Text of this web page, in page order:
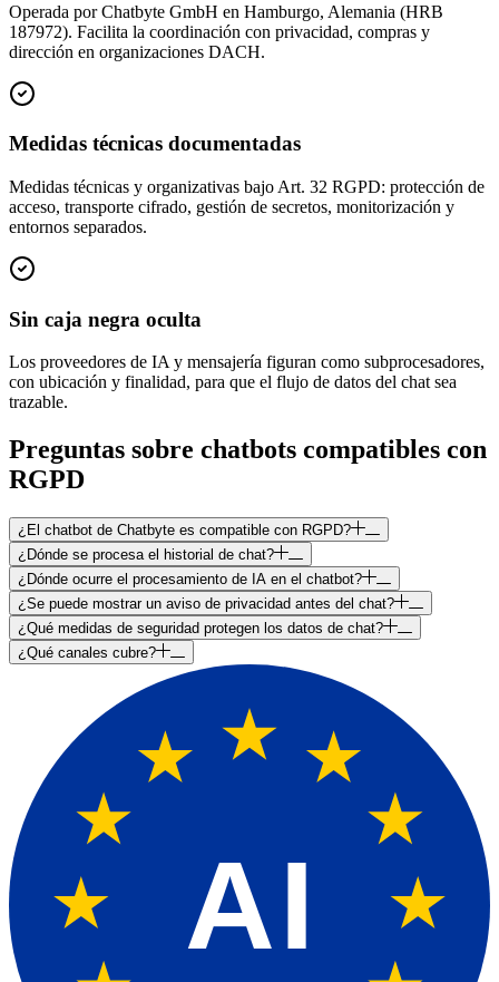
Operada por Chatbyte GmbH en Hamburgo, Alemania (HRB
187972). Facilita la coordinación con privacidad, compras y
dirección en organizaciones DACH.
Medidas técnicas documentadas
Medidas técnicas y organizativas bajo Art. 32 RGPD: protección de
acceso, transporte cifrado, gestión de secretos, monitorización y
entornos separados.
Sin caja negra oculta
Los proveedores de IA y mensajería figuran como subprocesadores,
con ubicación y finalidad, para que el flujo de datos del chat sea
trazable.
Preguntas sobre chatbots compatibles con
RGPD
¿El chatbot de Chatbyte es compatible con RGPD?
¿Dónde se procesa el historial de chat?
¿Dónde ocurre el procesamiento de IA en el chatbot?
¿Se puede mostrar un aviso de privacidad antes del chat?
¿Qué medidas de seguridad protegen los datos de chat?
¿Qué canales cubre?
AI